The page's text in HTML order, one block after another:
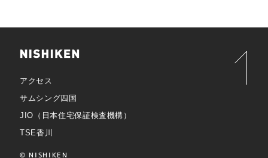
アクセス
サムシング四国
JIO（日本住宅保証検査機構）
TSE香川
© NISHIKEN